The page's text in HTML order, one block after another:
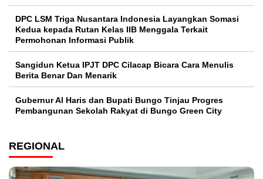
DPC LSM Triga Nusantara Indonesia Layangkan Somasi
Kedua kepada Rutan Kelas IIB Menggala Terkait
Permohonan Informasi Publik
Sangidun Ketua IPJT DPC Cilacap Bicara Cara Menulis
Berita Benar Dan Menarik
​Gubernur Al Haris dan Bupati Bungo Tinjau Progres
Pembangunan Sekolah Rakyat di Bungo Green City
REGIONAL